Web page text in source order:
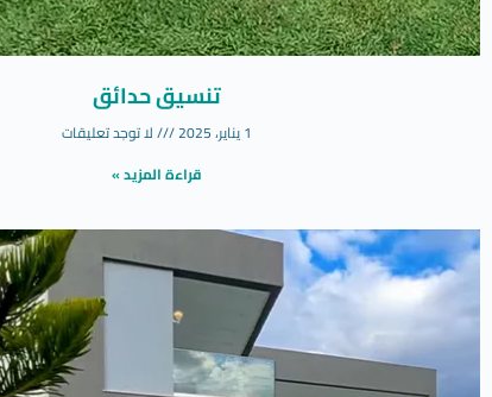
تنسيق حدائق
1 يناير، 2025
لا توجد تعليقات
قراءة المزيد »